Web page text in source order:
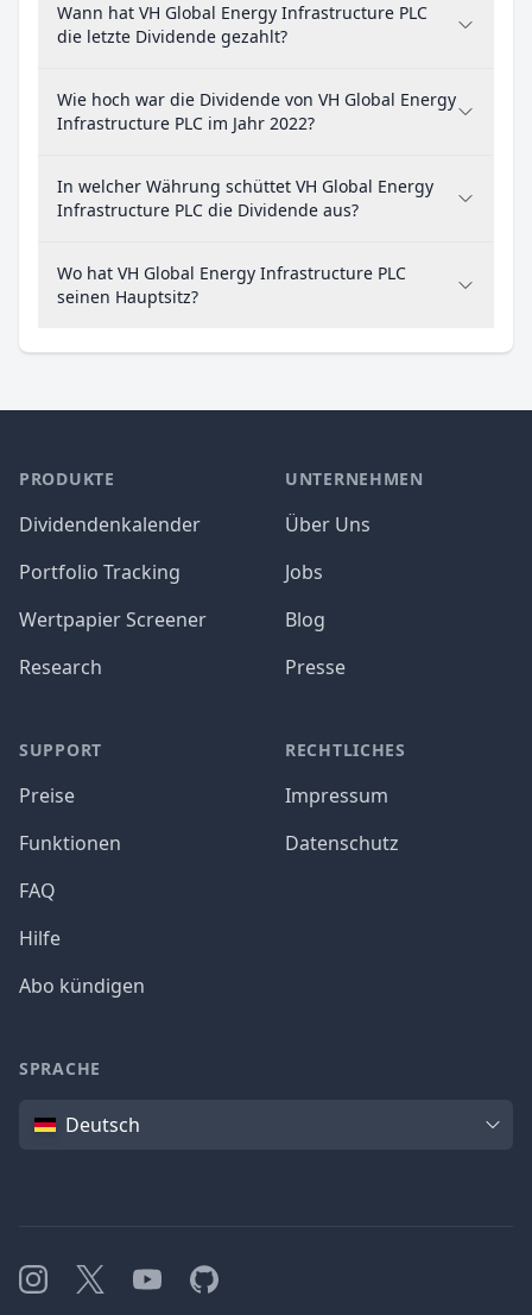
Wann hat VH Global Energy Infrastructure PLC
die letzte Dividende gezahlt?
Wie hoch war die Dividende von VH Global Energy
Infrastructure PLC im Jahr 2022?
In welcher Währung schüttet VH Global Energy
Infrastructure PLC die Dividende aus?
Wo hat VH Global Energy Infrastructure PLC
seinen Hauptsitz?
PRODUKTE
Dividendenkalender
Portfolio Tracking
Wertpapier Screener
Research
SUPPORT
Preise
Funktionen
FAQ
Hilfe
Abo kündigen
UNTERNEHMEN
Über Uns
Jobs
Blog
Presse
RECHTLICHES
Impressum
Datenschutz
SPRACHE
SpracheDeutsch
Instagram
X YouTubeGitHub